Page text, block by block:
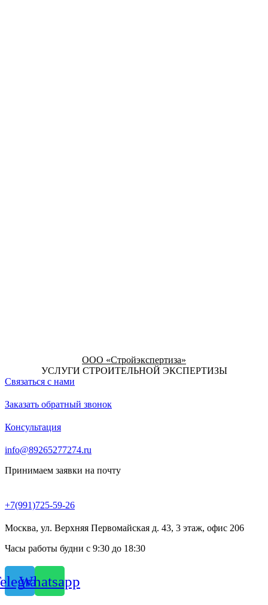
ООО «Стройэкспертиза»
УСЛУГИ СТРОИТЕЛЬНОЙ ЭКСПЕРТИЗЫ
Связаться с нами
Заказать обратный звонок
Консультация
info@89265277274.ru
Принимаем заявки на почту
+7(991)725-59-26
Москва, ул. Верхняя Первомайская д. 43, 3 этаж, офис 206
Часы работы будни с 9:30 до 18:30
Whatsapp